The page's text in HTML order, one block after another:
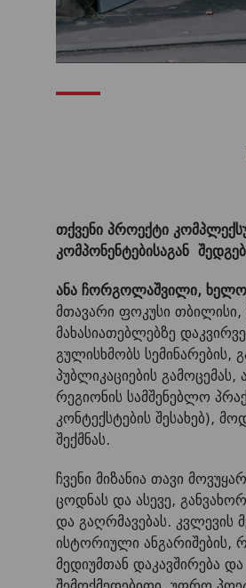
თქვენი პროექტი
კომპონენტებისაგან
ანა ჩორგოლაშვილი,
მთავარი ფოკუსი თბილისი,
მახასიათებლებზე
გულისხმობს სემინარების,
პუბლიკაციების
რეგიონის სამშენებლო
კონტექსტების შესახებ),
შექმნას.
ჩვენი მიზანია თავი
ცოდნას და ასევე,
და გაღრმავებას.
ისტორიული ანგარიშების,
მედიუმთან დაკავშირება